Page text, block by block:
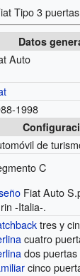
Tipo 3
Datos
Auto
1998
de
C
Fiat Auto
-Italia-.
tres y
cuatro
dos puertas
cinco